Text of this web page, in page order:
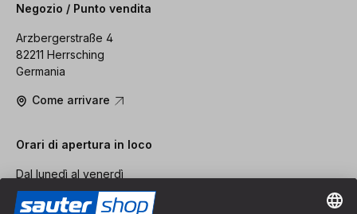
Negozio / Punto vendita
Arzbergerstraße 4
82211 Herrsching
Germania
Come arrivare
Orari di apertura in loco
Dal lunedì al venerdì
8:30 - 12:30 & 14:00 - 16:30